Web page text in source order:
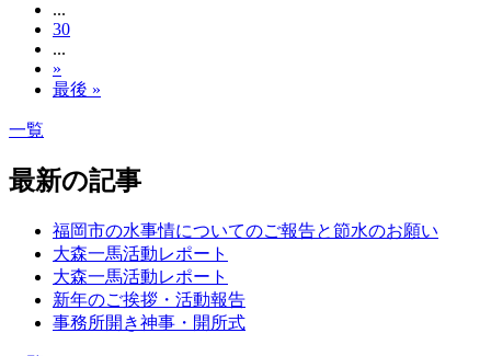
...
30
...
»
最後 »
一覧
最新の記事
福岡市の水事情についてのご報告と節水のお願い
大森一馬活動レポート
大森一馬活動レポート
新年のご挨拶・活動報告
事務所開き神事・開所式